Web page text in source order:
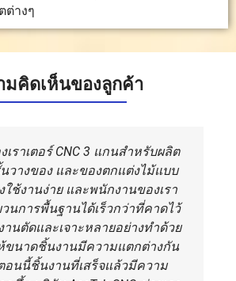
มเร็วรอบ
งแกนหมุน
ได้
ให้เกิดเศษ
หว่างการ
และแกะ
สลัก
ก่อให้เกิด
ละอองจาก
การกำจัด
วัสดุ
ขนาดเล็ก
ดังนั้นระบบ
ไอเสียจึงมี
ความ
สำคัญ
ต่างๆ
มคิดเห็นของลูกค้า
เราเตอร์ CNC 3 แกนสำหรับผลิต
วางของ และของตกแต่งไม้แบบ
ใช้งานง่าย และพนักงานของเรา
วนการพื้นฐานได้เร็วกว่าที่คาดไว้
นตัดและเจาะหลายอย่างทำด้วย
ขนาดชิ้นงานมีความแตกต่างกัน
อนนี้ชิ้นงานที่เสร็จแล้วมีความ